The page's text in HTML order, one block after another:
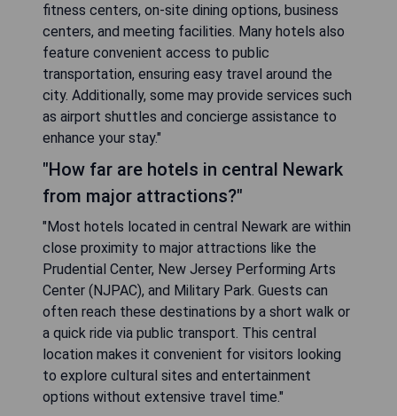
fitness centers, on-site dining options, business
centers, and meeting facilities. Many hotels also
feature convenient access to public
transportation, ensuring easy travel around the
city. Additionally, some may provide services such
as airport shuttles and concierge assistance to
enhance your stay."
"How far are hotels in central Newark
from major attractions?"
"Most hotels located in central Newark are within
close proximity to major attractions like the
Prudential Center, New Jersey Performing Arts
Center (NJPAC), and Military Park. Guests can
often reach these destinations by a short walk or
a quick ride via public transport. This central
location makes it convenient for visitors looking
to explore cultural sites and entertainment
options without extensive travel time."